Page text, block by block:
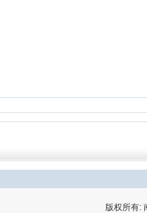
版权所有: